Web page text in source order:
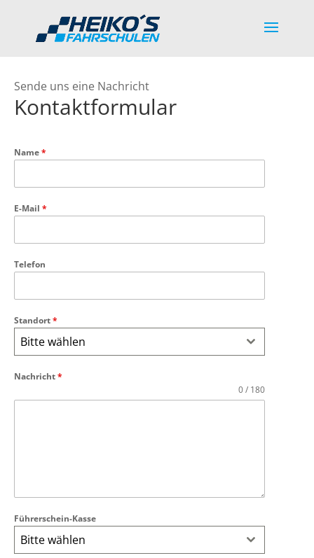
Sende uns eine Nachricht
Kontaktformular
Name*
E-Mail *
Telefon
Standort*
Bitte wählen
Nachricht*
0 / 180
Führerschein-Kasse
Bitte wählen